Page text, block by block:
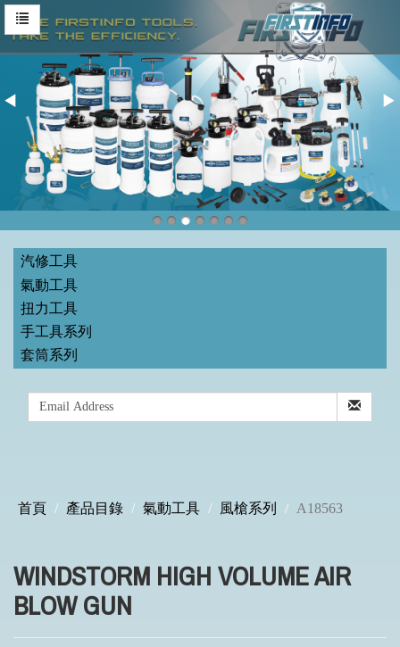
汽修工具
氣動工具
扭力工具
手工具系列
套筒系列
首頁 產品目錄 氣動工具 風槍系列 A18563
WINDSTORM HIGH VOLUME AIR
BLOW GUN